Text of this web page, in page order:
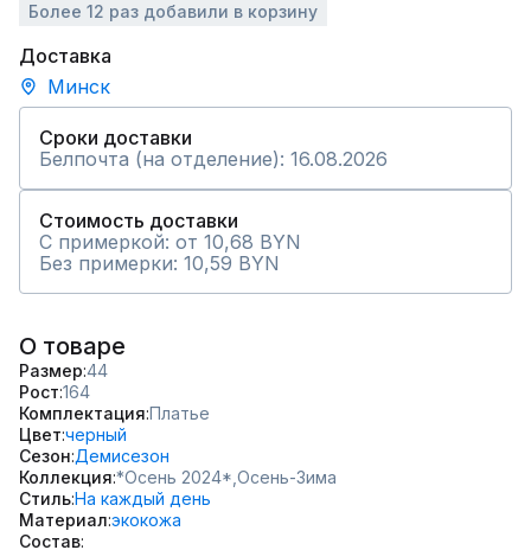
Более 12 раз добавили в корзину
Доставка
Минск
Сроки доставки
Белпочта (на отделение): 16.08.2026
Стоимость доставки
С примеркой: от 10,68 BYN
Без примерки: 10,59 BYN
О товаре
Размер 44
Рост 164
Комплектация Платье
Цвет черный
Сезон Демисезон
Коллекция *Осень 2024*, Осень-Зима
СтильНа каждый день
Материал экокожа
Состав